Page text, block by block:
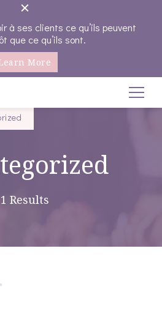
à ses clients ce qu’ils peuvent
que ce qu’ils sont.
More
emplois
1 Results